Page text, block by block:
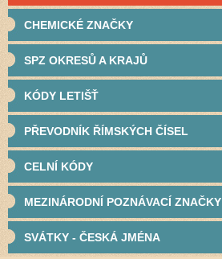
CHEMICKÉ ZNAČKY
SPZ OKRESŮ A KRAJŮ
KÓDY LETIŠŤ
PŘEVODNÍK ŘÍMSKÝCH ČÍSEL
CELNÍ KÓDY
MEZINÁRODNÍ POZNÁVACÍ ZNAČKY
SVÁTKY - ČESKÁ JMÉNA